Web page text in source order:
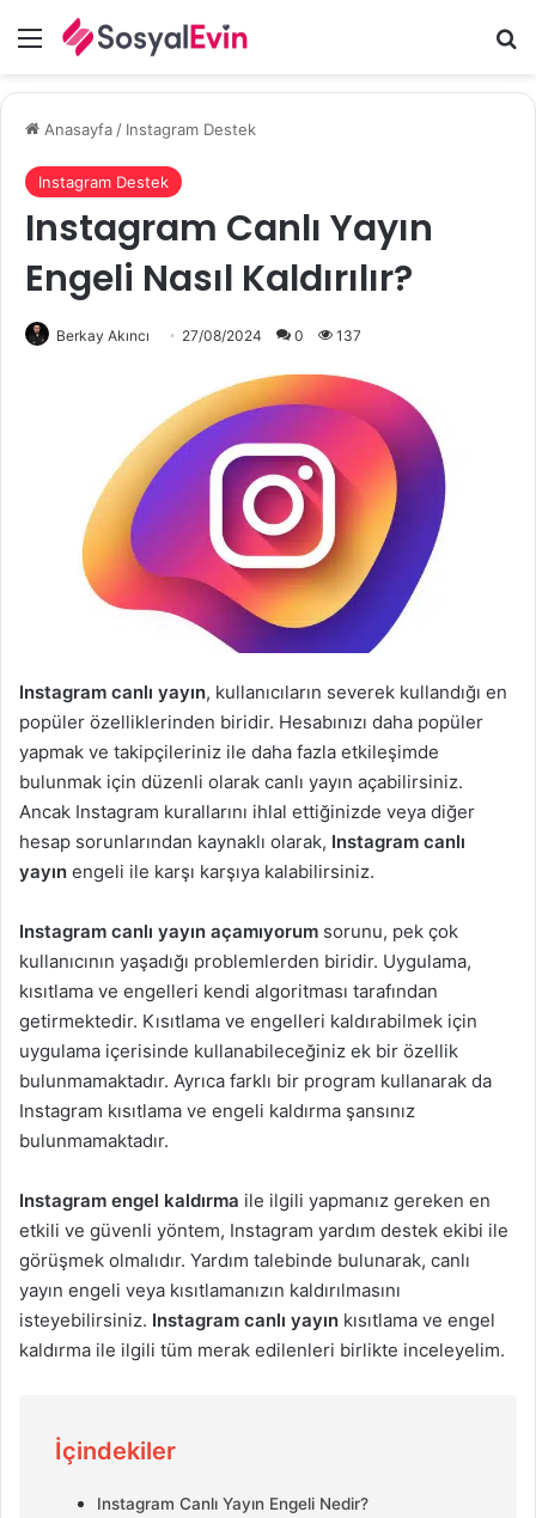
Menü
Anasayfa / Instagram Destek
Instagram Destek
Instagram Canlı Yayın
Engeli Nasıl Kaldırılır?
Berkay Akıncı 27/08/2024 0 137
Instagram canlı yayın, kullanıcıların severek kullandığı en
popüler özelliklerinden biridir. Hesabınızı daha popüler
yapmak ve takipçileriniz ile daha fazla etkileşimde
bulunmak için düzenli olarak canlı yayın açabilirsiniz.
Ancak Instagram kurallarını ihlal ettiğinizde veya diğer
hesap sorunlarından kaynaklı olarak, Instagram canlı
yayın engeli ile karşı karşıya kalabilirsiniz.
Instagram canlı yayın açamıyorum sorunu, pek çok
kullanıcının yaşadığı problemlerden biridir. Uygulama,
kısıtlama ve engelleri kendi algoritması tarafından
getirmektedir. Kısıtlama ve engelleri kaldırabilmek için
uygulama içerisinde kullanabileceğiniz ek bir özellik
bulunmamaktadır. Ayrıca farklı bir program kullanarak da
Instagram kısıtlama ve engeli kaldırma şansınız
bulunmamaktadır.
Instagram engel kaldırma ile ilgili yapmanız gereken en
etkili ve güvenli yöntem, Instagram yardım destek ekibi ile
görüşmek olmalıdır. Yardım talebinde bulunarak, canlı
yayın engeli veya kısıtlamanızın kaldırılmasını
isteyebilirsiniz. Instagram canlı yayın kısıtlama ve engel
kaldırma ile ilgili tüm merak edilenleri birlikte inceleyelim.
İçindekiler
Instagram Canlı Yayın Engeli Nedir?